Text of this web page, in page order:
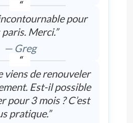
pour
paris. Merci.”
— Greg
viens de renouveler
Est-il possible
pour 3 mois ? C’est
pratique.”